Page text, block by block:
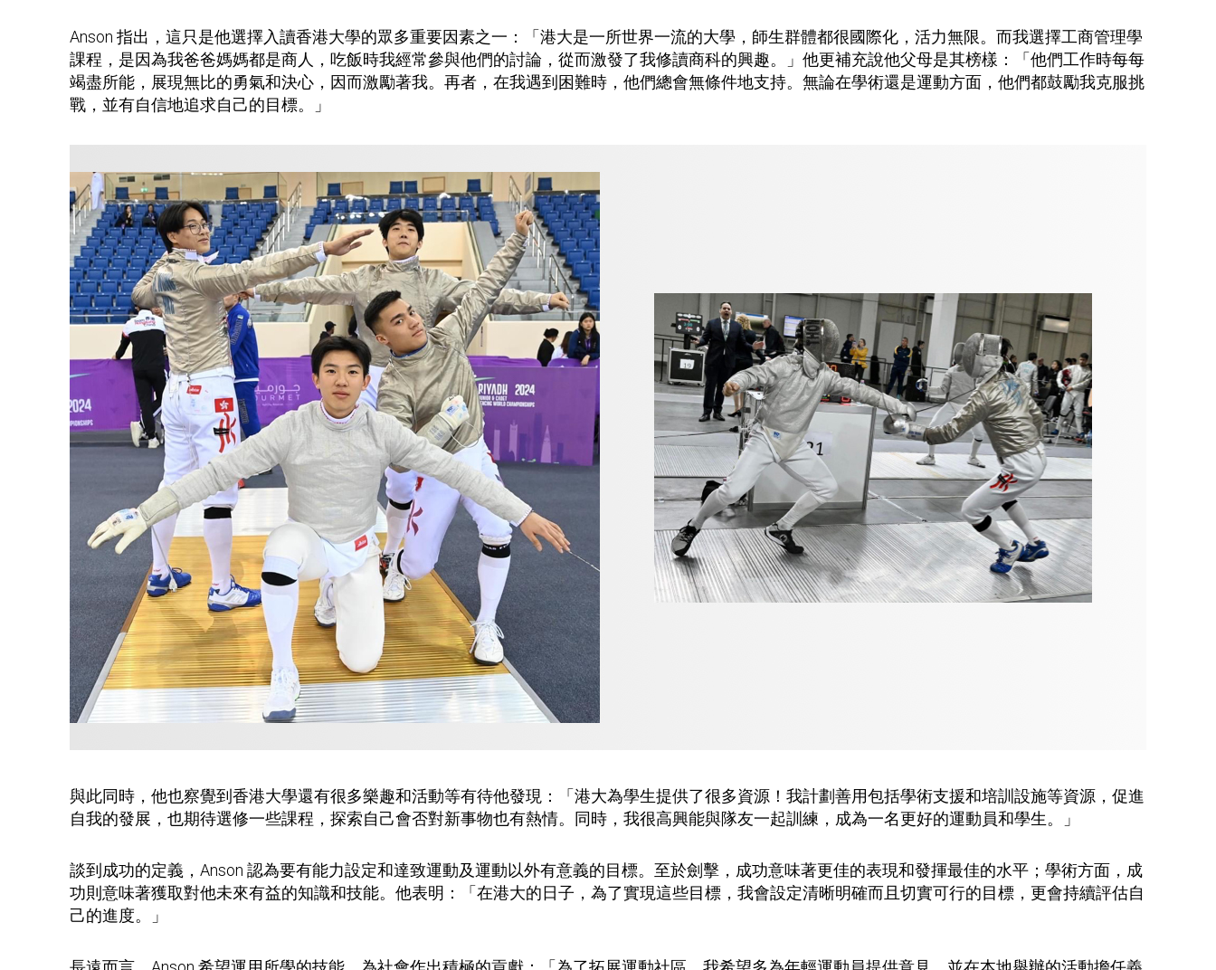
Anson 指出，這只是他選擇入讀香港大學的眾多重要因素之一：「港大是一所世界一流的大學，師生群體都很國際化，活力無限。而我選擇工商管理學
課程，是因為我爸爸媽媽都是商人，吃飯時我經常參與他們的討論，從而激發了我修讀商科的興趣。」他更補充說他父母是其榜樣：「他們工作時每每
竭盡所能，展現無比的勇氣和決心，因而激勵著我。再者，在我遇到困難時，他們總會無條件地支持。無論在學術還是運動方面，他們都鼓勵我克服挑
戰，並有自信地追求自己的目標。」
與此同時，他也察覺到香港大學還有很多樂趣和活動等有待他發現：「港大為學生提供了很多資源！我計劃善用包括學術支援和培訓設施等資源，促進
自我的發展，也期待選修一些課程，探索自己會否對新事物也有熱情。同時，我很高興能與隊友一起訓練，成為一名更好的運動員和學生。」
談到成功的定義，Anson 認為要有能力設定和達致運動及運動以外有意義的目標。至於劍擊，成功意味著更佳的表現和發揮最佳的水平；學術方面，成
功則意味著獲取對他未來有益的知識和技能。他表明：「在港大的日子，為了實現這些目標，我會設定清晰明確而且切實可行的目標，更會持續評估自
己的進度。」